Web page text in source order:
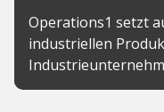
Operations1 setzt
industriellen